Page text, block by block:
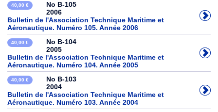
40,00 €
No B-105
2006
Bulletin de l'Association Technique Maritime et
Aéronautique. Numéro 105. Année 2006
40,00 €
No B-104
2005
Bulletin de l'Association Technique Maritime et
Aéronautique. Numéro 104. Année 2005
40,00 €
No B-103
2004
Bulletin de l'Association Technique Maritime et
Aéronautique. Numéro 103. Année 2004